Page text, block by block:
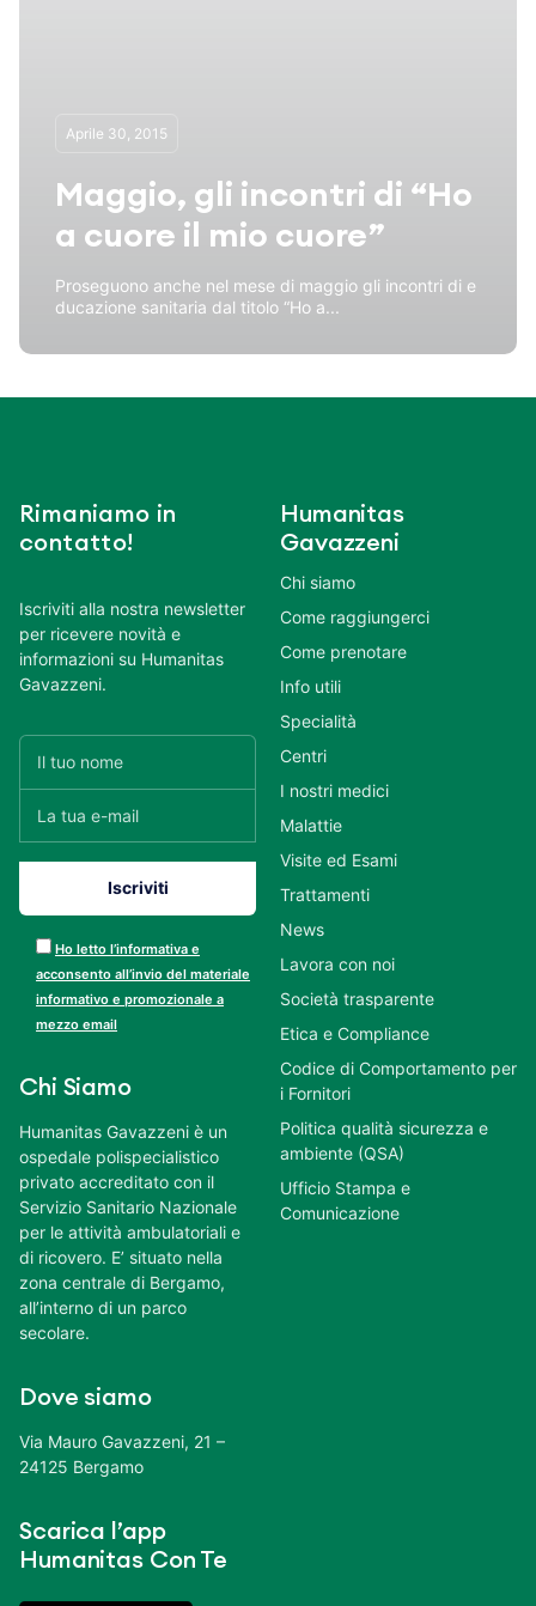
Aprile 30, 2015
Maggio, gli incontri di “Ho
a cuore il mio cuore”
Proseguono anche nel mese di maggio gli incontri di e
ducazione sanitaria dal titolo “Ho a...
Rimaniamo in
contatto!
Iscriviti alla nostra newsletter
per ricevere novità e
informazioni su Humanitas
Gavazzeni.
Ho letto l’informativa e
acconsento all’invio del materiale
informativo e promozionale a
mezzo email
Chi Siamo
Humanitas Gavazzeni è un
ospedale polispecialistico
privato accreditato con il
Servizio Sanitario Nazionale
per le attività ambulatoriali e
di ricovero. E’ situato nella
zona centrale di Bergamo,
all’interno di un parco
secolare.
Dove siamo
Via Mauro Gavazzeni, 21 –
24125 Bergamo
Scarica l’app
Humanitas Con Te
Humanitas
Gavazzeni
Chi siamo
Come raggiungerci
Come prenotare
Info utili
Specialità
Centri
I nostri medici
Malattie
Visite ed Esami
Trattamenti
News
Lavora con noi
Società trasparente
Etica e Compliance
Codice di Comportamento per
i Fornitori
Politica qualità sicurezza e
ambiente (QSA)
Ufficio Stampa e
Comunicazione